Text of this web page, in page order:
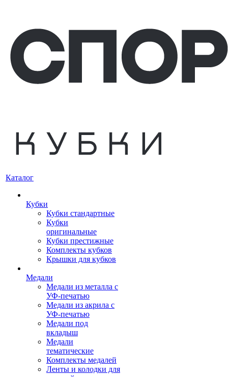
Каталог
Кубки
Кубки стандартные
Кубки
оригинальные
Кубки престижные
Комплекты кубков
Крышки для кубков
Медали
Медали из металла с
УФ-печатью
Медали из акрила с
УФ-печатью
Медали под
вкладыш
Медали
тематические
Комплекты медалей
Ленты и колодки для